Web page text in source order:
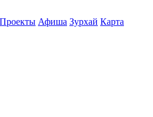
Проекты Афиша Зурхай Карта